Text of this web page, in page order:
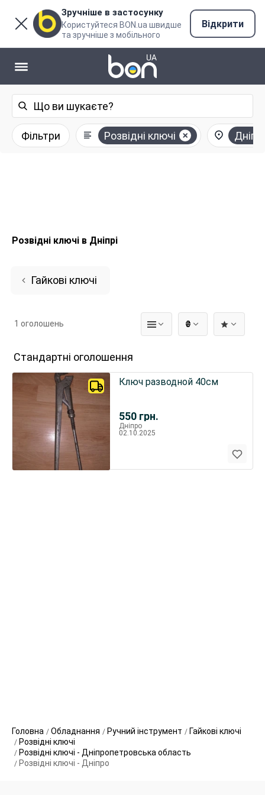
Зручніше в застосунку
Користуйтеся BON.ua швидше
та зручніше з мобільного
Відкрити
Фільтри Розвідні ключі
Розвідні ключі в Дніпрі
Гайкові ключі
₴
1 оголошень
Стандартні оголошення
550 грн.
Ключ разводной 40см
Дніпро
02.10.2025
Головна Обладнання Ручний інструмент
Гайкові ключі
Розвідні ключі
Розвідні ключі - Дніпропетровська область
Розвідні ключі - Дніпро